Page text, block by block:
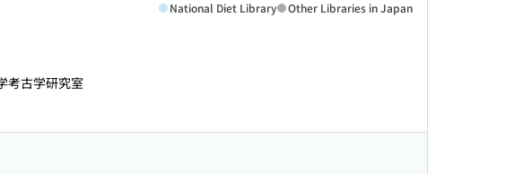
National Diet Library Other Libraries in Japan
考古学研究室